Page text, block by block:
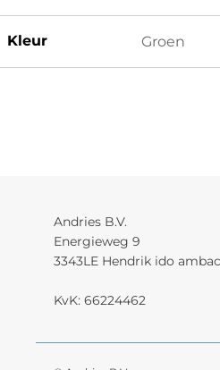
Kleur Groen
Andries B.V.
Energieweg 9
3343LE Hendrik ido
KvK: 66224462